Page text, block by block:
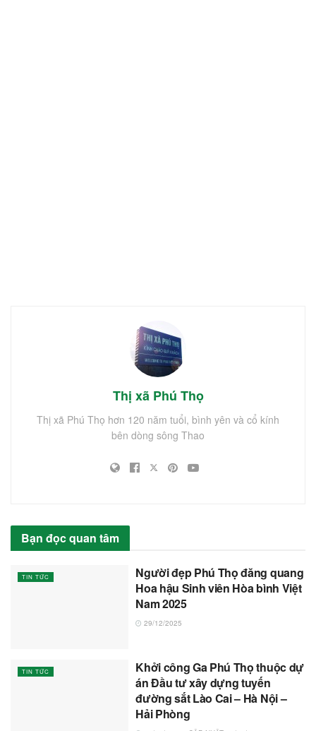
Thị xã Phú Thọ
Thị xã Phú Thọ hơn 120 năm tuổi, bình yên và cổ kính
bên dòng sông Thao
Bạn đọc quan tâm
TIN TỨC
Người đẹp Phú Thọ đăng quang
Hoa hậu Sinh viên Hòa bình Việt
Nam 2025
29/12/2025
TIN TỨC
Khởi công Ga Phú Thọ thuộc dự
án Đầu tư xây dựng tuyến
đường sắt Lào Cai – Hà Nội –
Hải Phòng